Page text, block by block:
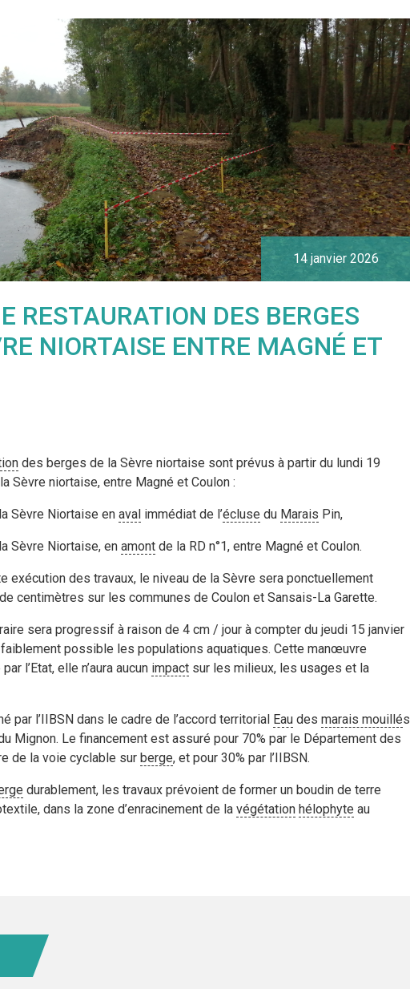
14 janvier 2026
RESTAURATION DES BERGES
NIORTAISE ENTRE MAGNÉ ET
des berges de la Sèvre niortaise sont prévus à partir du lundi 19
Sèvre niortaise, entre Magné et Coulon :
Sèvre Niortaise en aval immédiat de l’écluse du Marais Pin,
Sèvre Niortaise, en amont de la RD n°1, entre Magné et Coulon.
exécution des travaux, le niveau de la Sèvre sera ponctuellement
centimètres sur les communes de Coulon et Sansais-La Garette.
sera progressif à raison de 4 cm / jour à compter du jeudi 15 janvier
possible les populations aquatiques. Cette manœuvre
l’Etat, elle n’aura aucun impact sur les milieux, les usages et la
par l’IIBSN dans le cadre de l’accord territorial Eau des marais mouillés
Mignon. Le financement est assuré pour 70% par le Département des
de la voie cyclable sur berge, et pour 30% par l’IIBSN.
durablement, les travaux prévoient de former un boudin de terre
dans la zone d’enracinement de la végétation hélophyte au